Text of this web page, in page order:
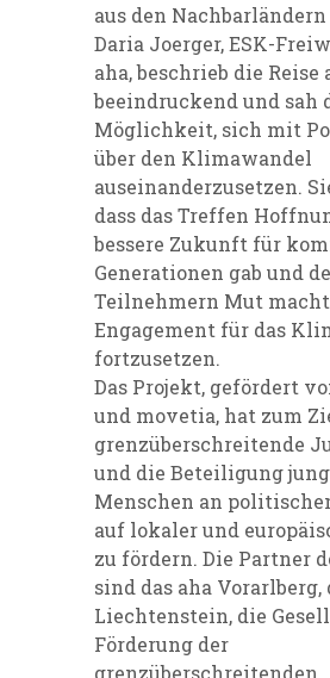
aus den Nachbarländern
Daria Joerger, ESK-
aha, beschrieb die Reise
beeindruckend und sah
Möglichkeit, sich mit
über den Klimawandel
auseinanderzusetzen.
dass das Treffen
bessere Zukunft für
Generationen gab und
Teilnehmern Mut
Engagement für das
fortzusetzen.
Das Projekt, gefördert
und movetia, hat zum
grenzüberschreitende
und die Beteiligung
Menschen an
auf lokaler und
zu fördern. Die Partner
sind das aha Vorarlberg,
Liechtenstein, die
Förderung der
grenzüberschreitenden